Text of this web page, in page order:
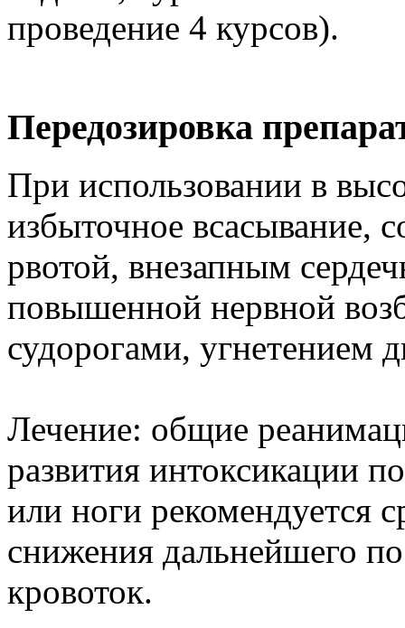
проведение 4 курсов).
Передозировка
При использовании в
избыточное всасывание,
рвотой, внезапным
повышенной нервной
судорогами, угнетением
Лечение: общие
развития интоксикации
или ноги рекомендуется
снижения дальнейшего
кровоток.